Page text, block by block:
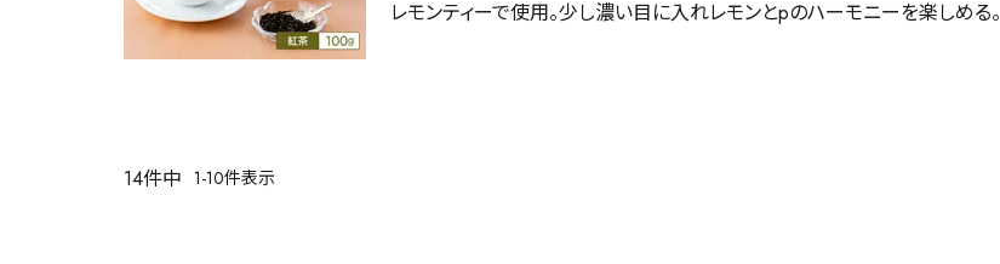
レモンティーで使用。少し濃い目に入れレモンとpのハーモニーを楽しめる。
14件中 1-10件表示